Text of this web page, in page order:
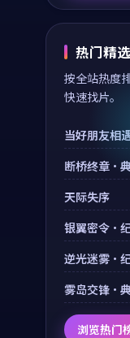
热门精选
按全站热度
快速找片。
当好朋友相
断桥终章·
天际失序
银翼密令·
逆光迷雾·
雾岛交锋·
浏览热门